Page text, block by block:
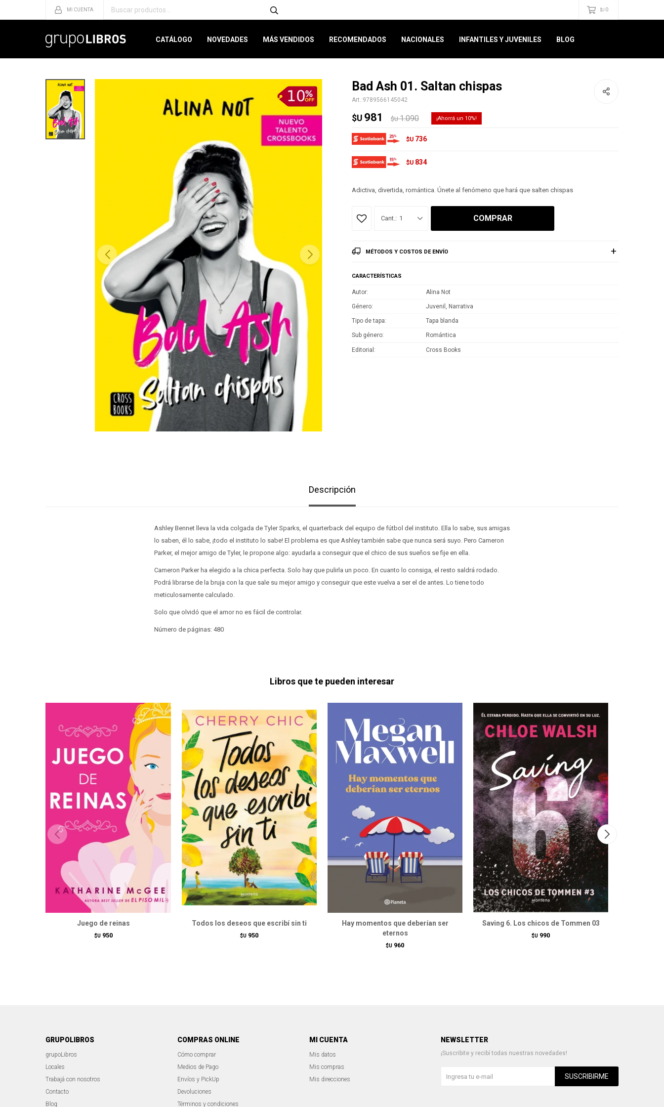
CATÁLOGO NOVEDADES MÁS VENDIDOS RECOMENDADOS NACIONALES INFANTILES Y JUVENILES BLOG
$U 0
Bad Ash 01. Saltan chispas
9789566145042
$U 981 $U 1.090 10
$U 736
$U 834
Adictiva, divertida, romántica. Únete al fenómeno que hará que salten chispas
1 COMPRAR
MÉTODOS Y COSTOS DE ENVÍO
CARACTERÍSTICAS
Autor Alina Not
Género Juvenil, Narrativa
Tipo de tapa Tapa blanda
Sub género Romántica
Editorial Cross Books
Descripción
Ashley Bennet lleva la vida colgada de Tyler Sparks, el quarterback del equipo de fútbol del instituto. Ella lo sabe, sus amigas
lo saben, él lo sabe, ¡todo el instituto lo sabe! El problema es que Ashley también sabe que nunca será suyo. Pero Cameron
Parker, el mejor amigo de Tyler, le propone algo: ayudarla a conseguir que el chico de sus sueños se fije en ella.
Cameron Parker ha elegido a la chica perfecta. Solo hay que pulirla un poco. En cuanto lo consiga, el resto saldrá rodado.
Podrá librarse de la bruja con la que sale su mejor amigo y conseguir que este vuelva a ser el de antes. Lo tiene todo
meticulosamente calculado.
Solo que olvidó que el amor no es fácil de controlar.
Número de páginas: 480
Libros que te pueden interesar
Juego de reinas
$U 950
Todos los deseos que escribí sin ti
$U 950
Hay momentos que deberían ser
eternos
$U 960
Saving 6. Los chicos de Tommen 03
$U 990
GRUPOLIBROS
grupoLibros
Locales
Trabajá con nosotros
Contacto
Blog
COMPRAS ONLINE
Cómo comprar
Medios de Pago
Envíos y PickUp
Devoluciones
Términos y condiciones
MI CUENTA
Mis datos
Mis compras
Mis direcciones
NEWSLETTER
¡Suscribite y recibí todas nuestras novedades!
SUSCRIBIRME